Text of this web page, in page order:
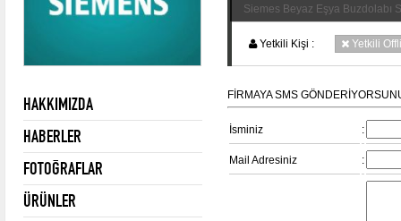
Siemes Beyaz Eşya Buzdolabı
Yetkili Kişi : Yetkili
HAKKIMIZDA
HABERLER
FOTOĞRAFLAR
ÜRÜNLER
FİRMAYA SMS
İsminiz :
Mail Adresiniz :